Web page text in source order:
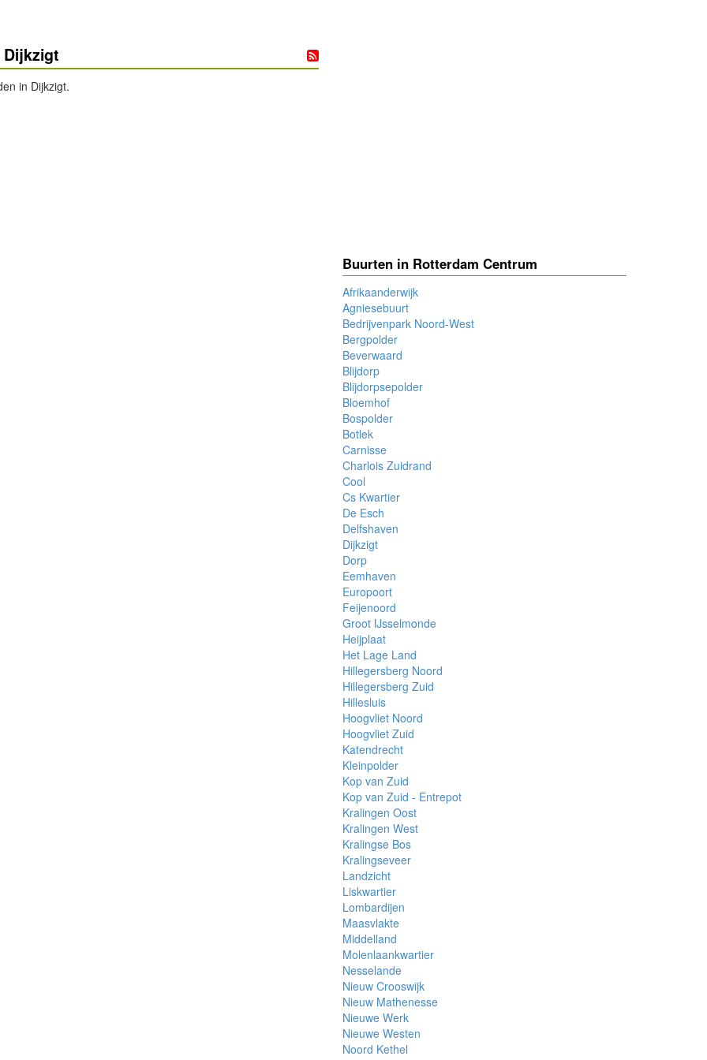
Dijkzigt
in Dijkzigt.
Buurten in Rotterdam Centrum
Afrikaanderwijk
Agniesebuurt
Bedrijvenpark Noord-West
Bergpolder
Beverwaard
Blijdorp
Blijdorpsepolder
Bloemhof
Bospolder
Botlek
Carnisse
Charlois Zuidrand
Cool
Cs Kwartier
De Esch
Delfshaven
Dijkzigt
Dorp
Eemhaven
Europoort
Feijenoord
Groot IJsselmonde
Heijplaat
Het Lage Land
Hillegersberg Noord
Hillegersberg Zuid
Hillesluis
Hoogvliet Noord
Hoogvliet Zuid
Katendrecht
Kleinpolder
Kop van Zuid
Kop van Zuid - Entrepot
Kralingen Oost
Kralingen West
Kralingse Bos
Kralingseveer
Landzicht
Liskwartier
Lombardijen
Maasvlakte
Middelland
Molenlaankwartier
Nesselande
Nieuw Crooswijk
Nieuw Mathenesse
Nieuwe Werk
Nieuwe Westen
Noord Kethel